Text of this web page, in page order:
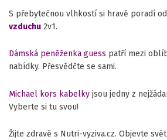
S přebytečnou vlhkostí si hravě poradí
vzduchu 2v1.
Dámská peněženka guess patří mezi
nabídky. Přesvědčte se sami.
Michael kors kabelky jsou jedny z
Vyberte si tu svou!
Žijte zdravě s Nutri-vyziva.cz. Objevte svět